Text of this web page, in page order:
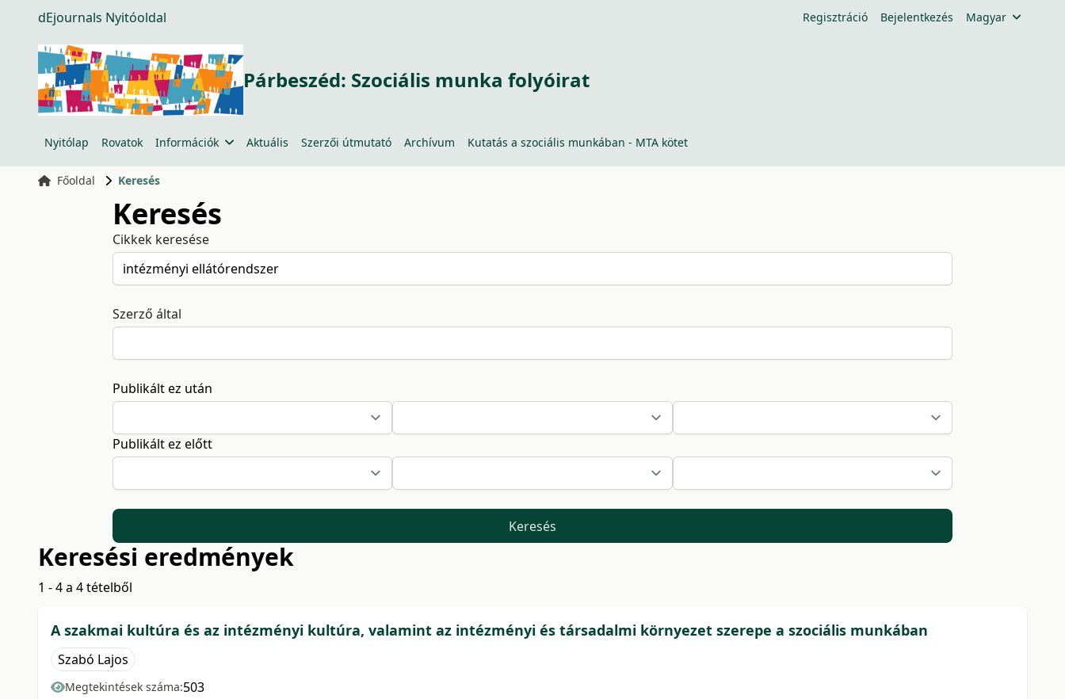
dEjournals Nyitóoldal Regisztráció Bejelentkezés Magyar
Párbeszéd: Szociális munka folyóirat
Nyitólap Rovatok Információk Aktuális Szerzői útmutató Archívum Kutatás a szociális munkában - MTA kötet
Főoldal Keresés
Keresés
Cikkek keresése
Szerző által
Publikált ez után
Publikált ez előtt
Keresés
Keresési eredmények
1 - 4 a 4 tételből
A szakmai kultúra és az intézményi kultúra, valamint az intézményi és társadalmi környezet szerepe a szociális munkában
Szabó Lajos
Megtekintések száma:503